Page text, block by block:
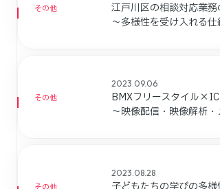
その他
江戸川区の相談対応業
～多様性を受け入れる
その他
2023.09.06
BMXフリースタイル
〜映像配信・映像解析
2023.08.28